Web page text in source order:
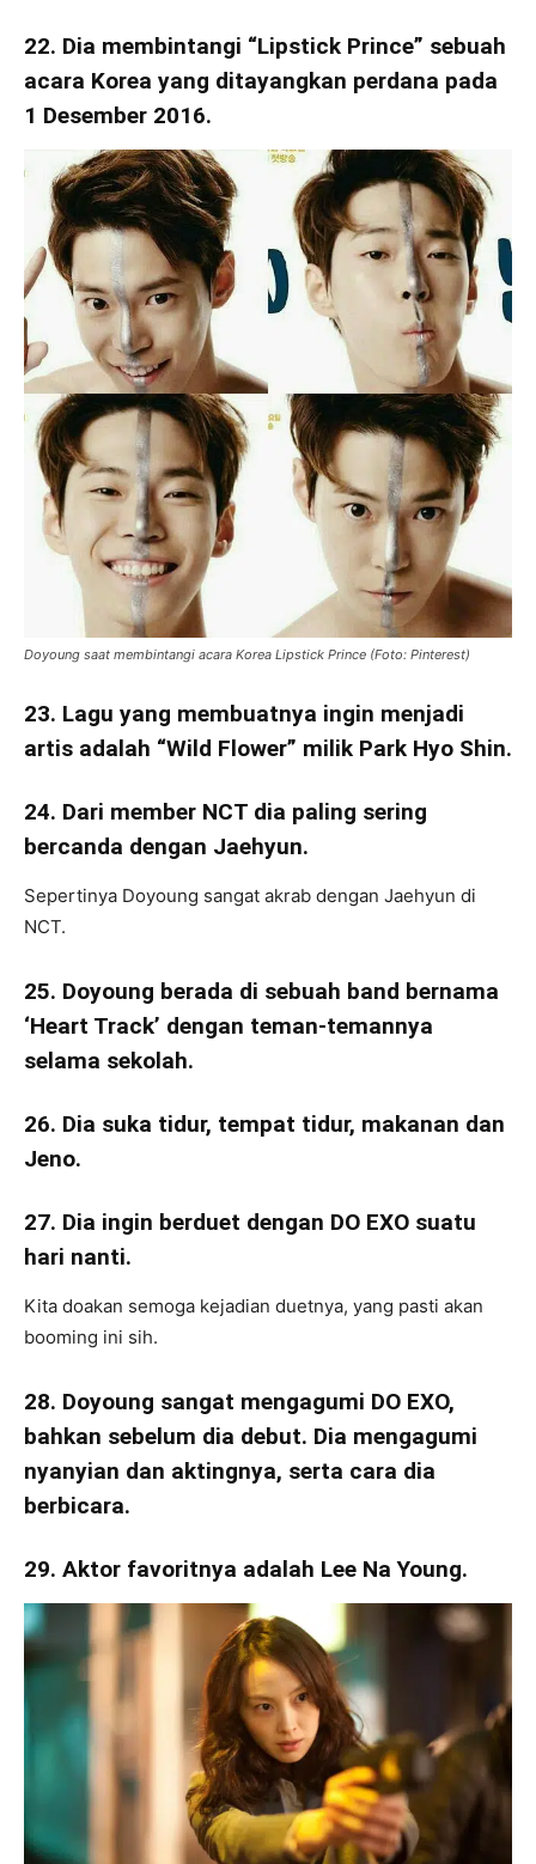
22. Dia membintangi “Lipstick Prince” sebuah
acara Korea yang ditayangkan perdana pada
1 Desember 2016.
Doyoung saat membintangi acara Korea Lipstick Prince (Foto: Pinterest)
23. Lagu yang membuatnya ingin menjadi
artis adalah “Wild Flower” milik Park Hyo Shin.
24. Dari member NCT dia paling sering
bercanda dengan Jaehyun.
Sepertinya Doyoung sangat akrab dengan Jaehyun di
NCT.
25. Doyoung berada di sebuah band bernama
‘Heart Track’ dengan teman-temannya
selama sekolah.
26. Dia suka tidur, tempat tidur, makanan dan
Jeno.
27. Dia ingin berduet dengan DO EXO suatu
hari nanti.
Kita doakan semoga kejadian duetnya, yang pasti akan
booming ini sih.
28. Doyoung sangat mengagumi DO EXO,
bahkan sebelum dia debut. Dia mengagumi
nyanyian dan aktingnya, serta cara dia
berbicara.
29. Aktor favoritnya adalah Lee Na Young.